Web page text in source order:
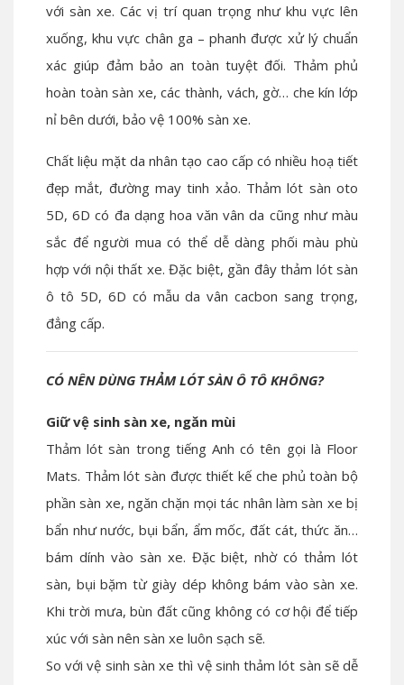
với sàn xe. Các vị trí quan trọng như khu vực lên
xuống, khu vực chân ga – phanh được xử lý chuẩn
xác giúp đảm bảo an toàn tuyệt đối. Thảm phủ
hoàn toàn sàn xe, các thành, vách, gờ… che kín lớp
nỉ bên dưới, bảo vệ 100% sàn xe.
Chất liệu mặt da nhân tạo cao cấp có nhiều hoạ tiết
đẹp mắt, đường may tinh xảo. Thảm lót sàn oto
5D, 6D có đa dạng hoa văn vân da cũng như màu
sắc để người mua có thể dễ dàng phối màu phù
hợp với nội thất xe. Đặc biệt, gần đây thảm lót sàn
ô tô 5D, 6D có mẫu da vân cacbon sang trọng,
đẳng cấp.
CÓ NÊN DÙNG THẢM LÓT SÀN Ô TÔ KHÔNG?
Giữ vệ sinh sàn xe, ngăn mùi
Thảm lót sàn trong tiếng Anh có tên gọi là Floor
Mats. Thảm lót sàn được thiết kế che phủ toàn bộ
phần sàn xe, ngăn chặn mọi tác nhân làm sàn xe bị
bẩn như nước, bụi bẩn, ẩm mốc, đất cát, thức ăn…
bám dính vào sàn xe. Đặc biệt, nhờ có thảm lót
sàn, bụi bặm từ giày dép không bám vào sàn xe.
Khi trời mưa, bùn đất cũng không có cơ hội để tiếp
xúc với sàn nên sàn xe luôn sạch sẽ.
So với vệ sinh sàn xe thì vệ sinh thảm lót sàn sẽ dễ